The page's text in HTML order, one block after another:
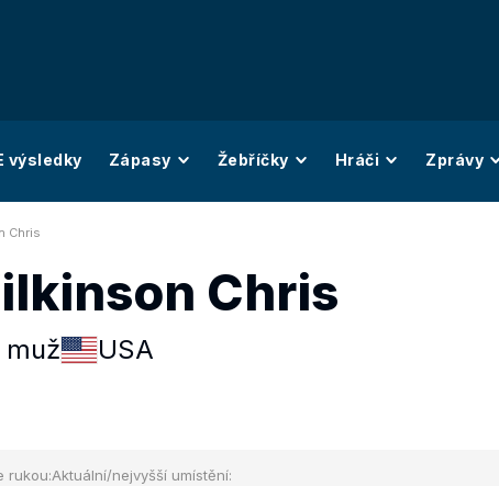
výsledky Zápasy Žebříčky Hráči Zprávy
Chris
Chris
muž USA
rukou:Aktuální/nejvyšší umístění: